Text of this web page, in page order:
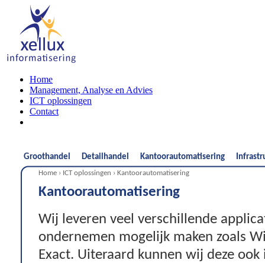
Home
Management, Analyse en Advies
ICT oplossingen
Contact
Groothandel Detailhandel Kantoorautomatisering
Home › ICT oplossingen › Kantoorautomatisering
Kantoorautomatisering
Wij leveren veel verschillende
ondernemen mogelijk maken zoals
Exact. Uiteraard kunnen wij deze